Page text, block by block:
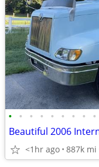
• • • • • • • • •
<1hr ago 887k mi